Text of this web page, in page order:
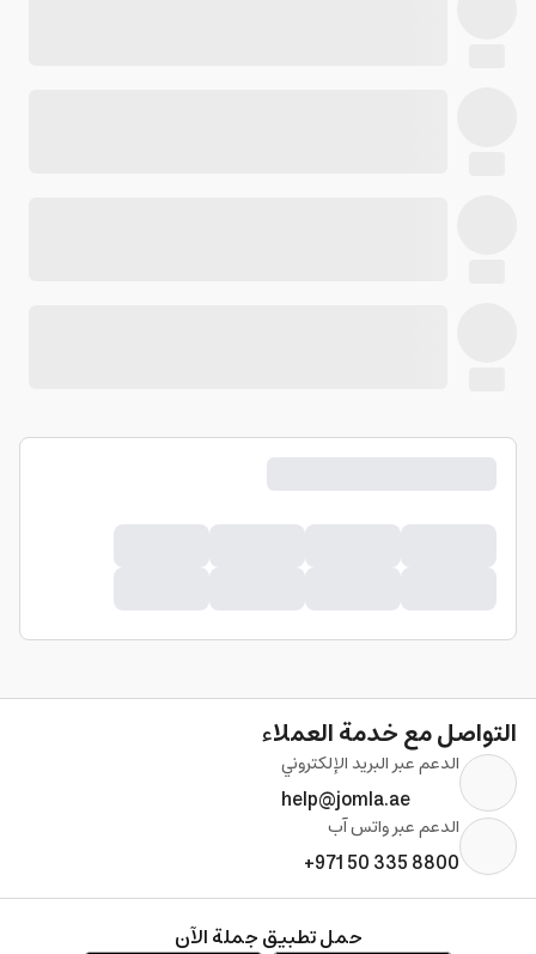
التواصل مع خدمة العملاء
الدعم عبر البريد الإلكتروني
help@jomla.ae
الدعم عبر واتس آب
+971 50 335 8800
حمل تطبيق جملة الآن